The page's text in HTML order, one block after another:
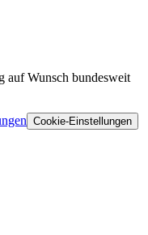
auf Wunsch bundesweit
Cookie-Einstellungen